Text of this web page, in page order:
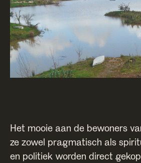
Het mooie aan de bewoners
ze zowel pragmatisch als
en politiek worden direct